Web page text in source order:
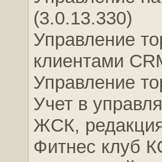
(3.0.13.330)
Управление
клиентами
Управление
Учет в
ЖСК,
Фитнес клуб